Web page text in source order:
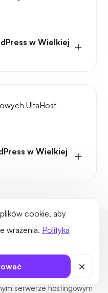
cookie, aby
wrażenia. Polityka
w Wielkiej
w Wielkiej
w Wielkiej
zadawane
serwerze hostingowym